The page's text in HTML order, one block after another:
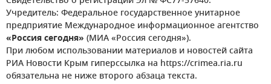
Учредитель: Федеральное государственное унитарное
предприятие Международное информационное агентство
«Россия сегодня» (МИА «Россия сегодня»).
При любом использовании материалов и новостей сайта
РИА Новости Крым гиперссылка на https://crimea.ria.ru
обязательна не ниже второго абзаца текста.